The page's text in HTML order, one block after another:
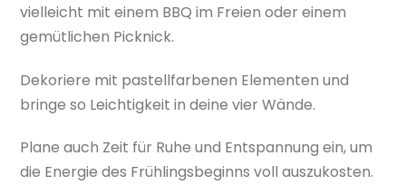
vielleicht mit einem BBQ im Freien oder einem
gemütlichen Picknick.
Dekoriere mit pastellfarbenen Elementen und
bringe so Leichtigkeit in deine vier Wände.
Plane auch Zeit für Ruhe und Entspannung ein, um
die Energie des Frühlingsbeginns voll auszukosten.